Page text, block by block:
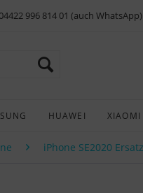
04422 996 814 01 (auch WhatsApp)
HUAWEI XIAOMI
iPhone SE2020